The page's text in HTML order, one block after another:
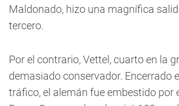
Maldonado, hizo una magnífica
tercero.
Por el contrario, Vettel, cuarto en la
demasiado conservador. Encerrado
tráfico, el alemán fue embestido por